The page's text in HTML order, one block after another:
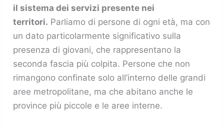
il sistema dei servizi presente nei
territori. Parliamo di persone di ogni età, ma con
un dato particolarmente significativo sulla
presenza di giovani, che rappresentano la
seconda fascia più colpita. Persone che non
rimangono confinate solo all’interno delle grandi
aree metropolitane, ma che abitano anche le
province più piccole e le aree interne.